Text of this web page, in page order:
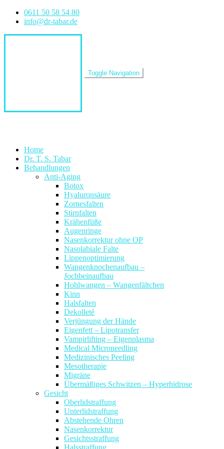
Zum
Inhalt
0611 50 58 54 80
info@dr-tabar.de
Toggle Navigation
Home
Dr. T. S. Tabar
Behandlungen
Anti-Aging
Botox
Hyaluronsäure
Zornesfalten
Stirnfalten
Krähenfüße
Augenringe
Nasenkorrektur ohne OP
Nasolabiale Falte
Lippenoptimierung
Wangenknochenaufbau –
Jochbeinaufbau
Hohlwangen – Wangenfältchen
Kinn
Halsfalten
Dekolleté
Verjüngung der Hände
Eigenfett – Lipotransfer
Vampirlifting – Eigenplasma
Medical Microneedling
Medizinisches Peeling
Mesotherapie
Migräne
Übermäßiges Schwitzen – Hyperhidrose
Gesicht
Oberlidstraffung
Unterlidstraffung
Abstehende Ohren
Nasenkorrektur
Gesichtsstraffung
Halsstraffung